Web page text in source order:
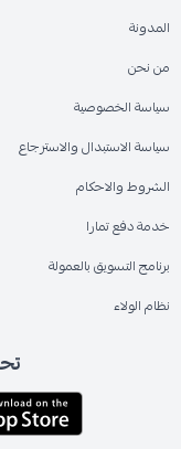
المدونة
من نحن
سياسة الخصوصية
سياسة الاستبدال والاسترجاع
الشروط والاحكام
خدمة دفع تمارا
برنامج التسويق بالعمولة
نظام الولاء